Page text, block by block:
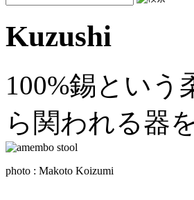
Kuzushi
100%錫とい
ら関われる器
photo : Makoto Koizumi